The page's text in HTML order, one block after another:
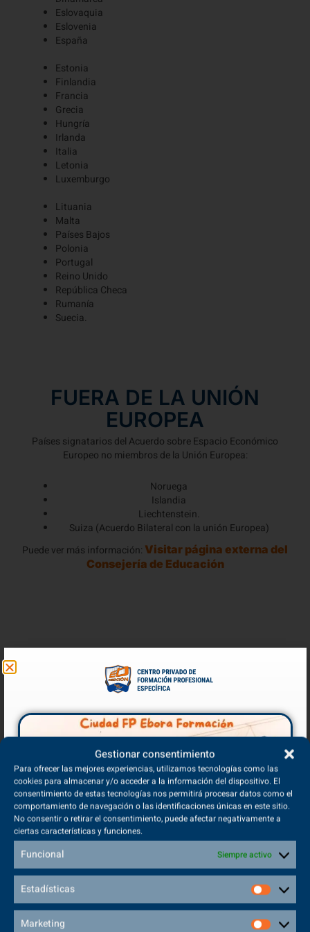
Gestionar consentimiento
Para ofrecer las mejores experiencias, utilizamos tecnologías como las
cookies para almacenar y/o acceder a la información del dispositivo. El
consentimiento de estas tecnologías nos permitirá procesar datos como el
comportamiento de navegación o las identificaciones únicas en este sitio.
No consentir o retirar el consentimiento, puede afectar negativamente a
ciertas características y funciones.
Funcional Siempre activo
Estadísticas
Marketing
Eslovaquia
Eslovenia
España
Estonia
Finlandia
Francia
Grecia
Hungría
Irlanda
Italia
Letonia
Luxemburgo
Lituania
Malta
Países Bajos
Polonia
Portugal
Reino Unido
República Checa
Rumanía
Suecia.
FUERA DE LA UNIÓN
EUROPEA
Países signatarios del Acuerdo sobre Espacio Económico
Europeo no miembros de la Unión Europea:
Noruega
Islandia
Liechtenstein.
Suiza (Acuerdo Bilateral con la unión Europea)
Puede ver más información: Visitar página externa del
Consejería de Educación
¿Qué es un Titulo FP oficial?
Una titulación de FP Oficial es un título expedido por el
Ministerio de Educación, Cultura y Deporte que se obtiene al
cursar un ciclo deFormación Profesional(tanto de grado
medio o superior)
¿Cuál el código de Ebora
Formación?
Nuestro código de Centro FP Oficial es, 45013923.